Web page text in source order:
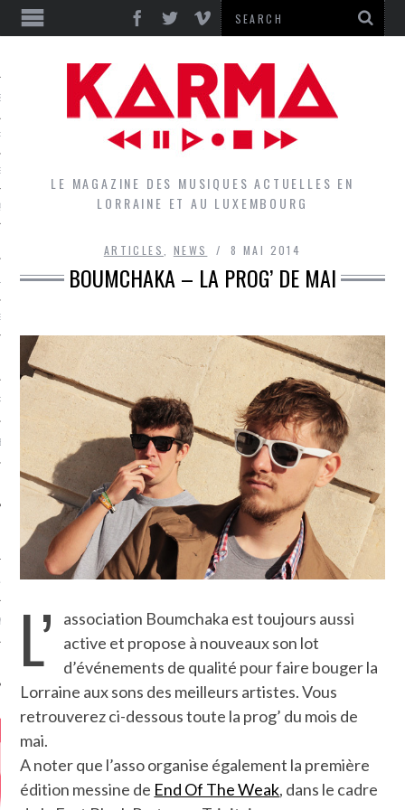
GROUPES DU LOCAL
LE LOCAL DU MAGAZINE
LE MAGAZINE DES MUSIQUES ACTUELLES EN
LORRAINE ET AU LUXEMBOURG
ARTICLES NEWS 8 MAI 2014
BOUMCHAKA – LA PROG’ DE MAI
L’
association Boumchaka est toujours aussi
active et propose à nouveaux son lot
d’événements de qualité pour faire bouger la
Lorraine aux sons des meilleurs artistes. Vous
retrouverez ci-dessous toute la prog’ du mois de
mai.
A noter que l’asso organise également la première
édition messine de End Of The Weak, dans le cadre